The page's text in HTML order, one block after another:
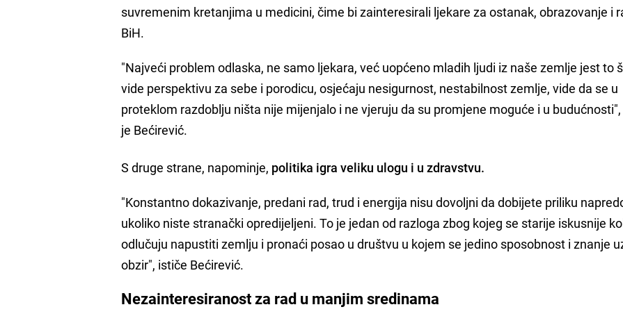
suvremenim kretanjima u medicini, čime bi zainteresirali ljekare za ostanak, obrazovanje i
BiH.
"Najveći problem odlaska, ne samo ljekara, već uopćeno mladih ljudi iz naše zemlje jest to
vide perspektivu za sebe i porodicu, osjećaju nesigurnost, nestabilnost zemlje, vide da se u
proteklom razdoblju ništa nije mijenjalo i ne vjeruju da su promjene moguće i u
je Bećirević.
S druge strane, napominje, politika igra veliku ulogu i u zdravstvu.
"Konstantno dokazivanje, predani rad, trud i energija nisu dovoljni da dobijete priliku
ukoliko niste stranački opredijeljeni. To je jedan od razloga zbog kojeg se starije iskusnije
odlučuju napustiti zemlju i pronaći posao u društvu u kojem se jedino sposobnost i znanje
obzir", ističe Bećirević.
Nezainteresiranost za rad u manjim sredinama